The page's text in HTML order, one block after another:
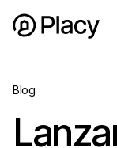
Blog